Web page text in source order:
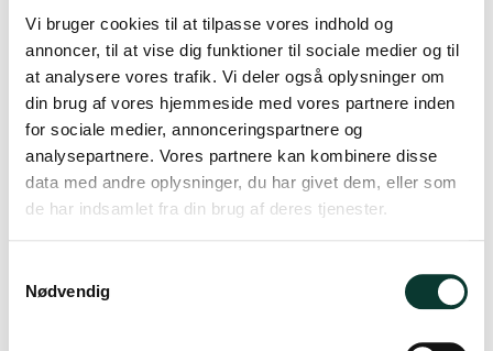
Vi bruger cookies til at tilpasse vores indhold og
annoncer, til at vise dig funktioner til sociale medier og til
at analysere vores trafik. Vi deler også oplysninger om
din brug af vores hjemmeside med vores partnere inden
for sociale medier, annonceringspartnere og
analysepartnere. Vores partnere kan kombinere disse
data med andre oplysninger, du har givet dem, eller som
de har indsamlet fra din brug af deres tjenester.
Nødvendig
stk. - + LÆG I KURV
Beskrivelse
Mad & Portvin på Frederiksberg - JULEEDITION
📅 Torsdag den 26. November
med en imponerende bredde. I samarbejde inviterer
stemningsfuld aften, hvor portvin ledsager hele menuen.